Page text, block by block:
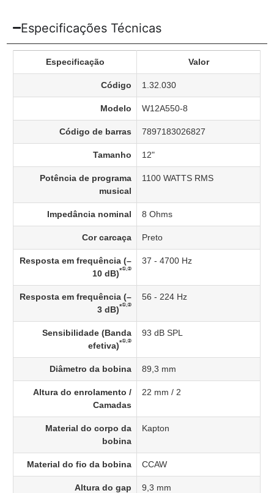
Especificações Técnicas
Especificação Valor
Código 1.32.030
Modelo W12A550-8
Código de barras 7897183026827
Tamanho 12"
Potência de programa
musical
1100 WATTS RMS
Impedância nominal 8 Ohms
Cor carcaça Preto
Resposta em frequência (–
10 dB)*①,②
37 - 4700 Hz
Resposta em frequência (–
3 dB)*①,②
56 - 224 Hz
Sensibilidade (Banda
efetiva)*①,②
93 dB SPL
Diâmetro da bobina 89,3 mm
Altura do enrolamento /
Camadas
22 mm / 2
Material do corpo da
bobina
Kapton
Material do fio da bobina CCAW
Altura do gap 9,3 mm